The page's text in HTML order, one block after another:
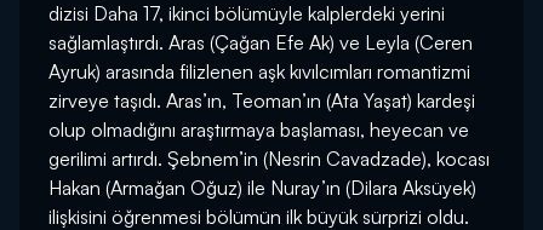
dizisi Daha 17, ikinci bölümüyle kalplerdeki yerini
sağlamlaştırdı. Aras (Çağan Efe Ak) ve Leyla (Ceren
Ayruk) arasında filizlenen aşk kıvılcımları romantizmi
zirveye taşıdı. Aras’ın, Teoman’ın (Ata Yaşat) kardeşi
olup olmadığını araştırmaya başlaması, heyecan ve
gerilimi artırdı. Şebnem’in (Nesrin Cavadzade), kocası
Hakan (Armağan Oğuz) ile Nuray’ın (Dilara Aksüyek)
ilişkisini öğrenmesi bölümün ilk büyük sürprizi oldu.